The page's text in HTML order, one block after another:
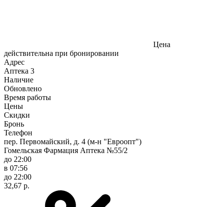
Цена
действительна при бронировании
Адрес
Аптека 3
Наличие
Обновлено
Время работы
Цены
Скидки
Бронь
Телефон
пер. Первомайский, д. 4 (м-н "Евроопт")
Гомельская Фармация Аптека №55/2
до 22:00
в 07:56
до 22:00
32,67 р.